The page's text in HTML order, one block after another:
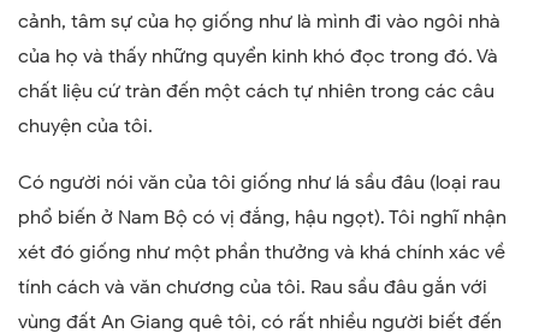
cảnh, tâm sự của họ giống như là mình đi vào ngôi nhà
của họ và thấy những quyển kinh khó đọc trong đó. Và
chất liệu cứ tràn đến một cách tự nhiên trong các câu
chuyện của tôi.
Có người nói văn của tôi giống như lá sầu đâu (loại rau
phổ biến ở Nam Bộ có vị đắng, hậu ngọt). Tôi nghĩ nhận
xét đó giống như một phần thưởng và khá chính xác về
tính cách và văn chương của tôi. Rau sầu đâu gắn với
vùng đất An Giang quê tôi, có rất nhiều người biết đến